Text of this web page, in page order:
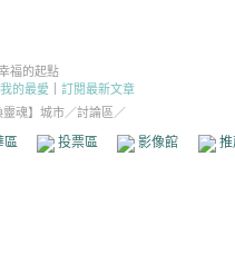
福的起點
的最愛
訂閱最新文章
靈魂】城市／討論區／
區 投票區 影像館